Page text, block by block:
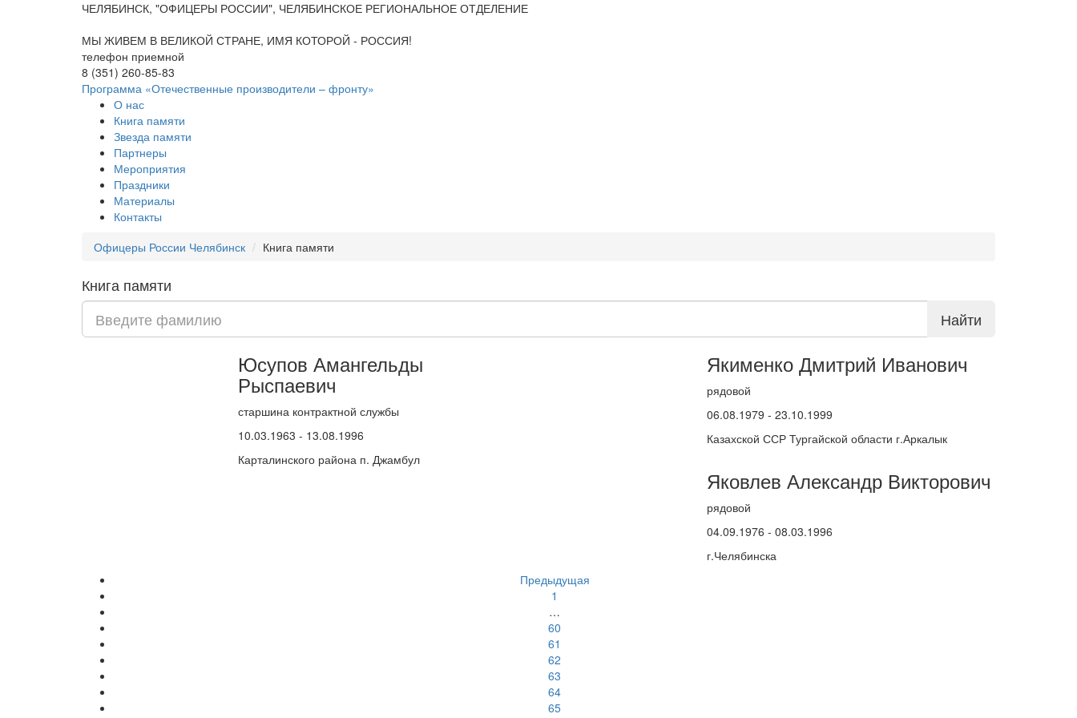
ЧЕЛЯБИНСК, "ОФИЦЕРЫ РОССИИ", ЧЕЛЯБИНСКОЕ РЕГИОНАЛЬНОЕ ОТДЕЛЕНИЕ
МЫ ЖИВЕМ В ВЕЛИКОЙ СТРАНЕ, ИМЯ КОТОРОЙ - РОССИЯ!
телефон приемной
8 (351) 260-85-83
Программа «Отечественные производители – фронту»
О нас
Книга памяти
Звезда памяти
Партнеры
Мероприятия
Праздники
Материалы
Контакты
Офицеры России Челябинск
Книга памяти
Книга памяти
Найти
Юсупов Амангельды
Рыспаевич
старшина контрактной службы
10.03.1963 - 13.08.1996
Карталинского района п. Джамбул
Якименко Дмитрий Иванович
рядовой
06.08.1979 - 23.10.1999
Казахской ССР Тургайской области г.Аркалык
Яковлев Александр Викторович
рядовой
04.09.1976 - 08.03.1996
г.Челябинска
Предыдущая
1
…
60
61
62
63
64
65